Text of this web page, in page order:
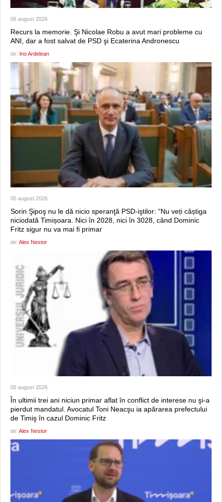
06 august 2026
Recurs la memorie. Şi Nicolae Robu a avut mari probleme cu
ANI, dar a fost salvat de PSD şi Ecaterina Andronescu
de: Ino Ardelean
05 august 2026
Sorin Şipoş nu le dă nicio speranţă PSD-iştilor: “Nu veți câștiga
niciodată Timișoara. Nici în 2028, nici în 3028, când Dominic
Fritz sigur nu va mai fi primar
de: Alex Nestor
05 august 2026
În ultimii trei ani niciun primar aflat în conflict de interese nu şi-a
pierdut mandatul. Avocatul Toni Neacşu ia apărarea prefectului
de Timiş în cazul Dominic Fritz
de: Alex Nestor